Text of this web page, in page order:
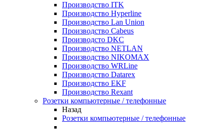
Производство ITK
Производство Hyperline
Производство Lan Union
Производство Cabeus
Производсто DKC
Производство NETLAN
Производство NIKOMAX
Производство WRLine
Производство Datarex
Производство EKF
Производство Rexant
Розетки компьютерные / телефонные
Назад
Розетки компьютерные / телефонные